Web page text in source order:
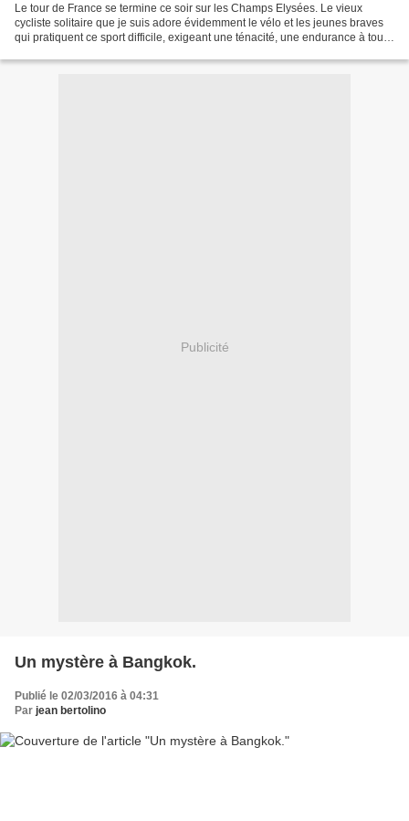
Le tour de France se termine ce soir sur les Champs Elysées. Le vieux
cycliste solitaire que je suis adore évidemment le vélo et les jeunes braves
qui pratiquent ce sport difficile, exigeant une ténacité, une endurance à toute
Publicité
Un mystère à Bangkok.
Publié le 02/03/2016 à 04:31
Par jean bertolino